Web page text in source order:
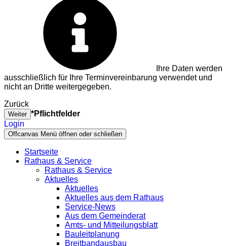
Ihre Daten werden
ausschließlich für Ihre Terminvereinbarung verwendet und
nicht an Dritte weitergegeben.
Zurück
Weiter *Pflichtfelder
Login
Offcanvas Menü öffnen oder schließen
Startseite
Rathaus & Service
Rathaus & Service
Aktuelles
Aktuelles
Aktuelles aus dem Rathaus
Service-News
Aus dem Gemeinderat
Amts- und Mitteilungsblatt
Bauleitplanung
Breitbandausbau